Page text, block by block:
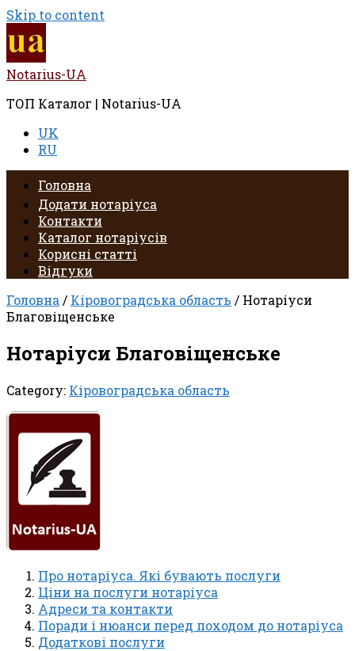
Skip to content
Notarius-UA
ТОП Каталог | Notarius-UA
UK
RU
Головна
Додати нотаріуса
Контакти
Каталог нотаріусів
Корисні статті
Відгуки
Головна / Кіровоградська область / Нотаріуси
Благовіщенське
Нотаріуси Благовіщенське
Category: Кіровоградська область
Про нотаріуса. Які бувають послуги
Ціни на послуги нотаріуса
Адреси та контакти
Поради і нюанси перед походом до нотаріуса
Додаткові послуги